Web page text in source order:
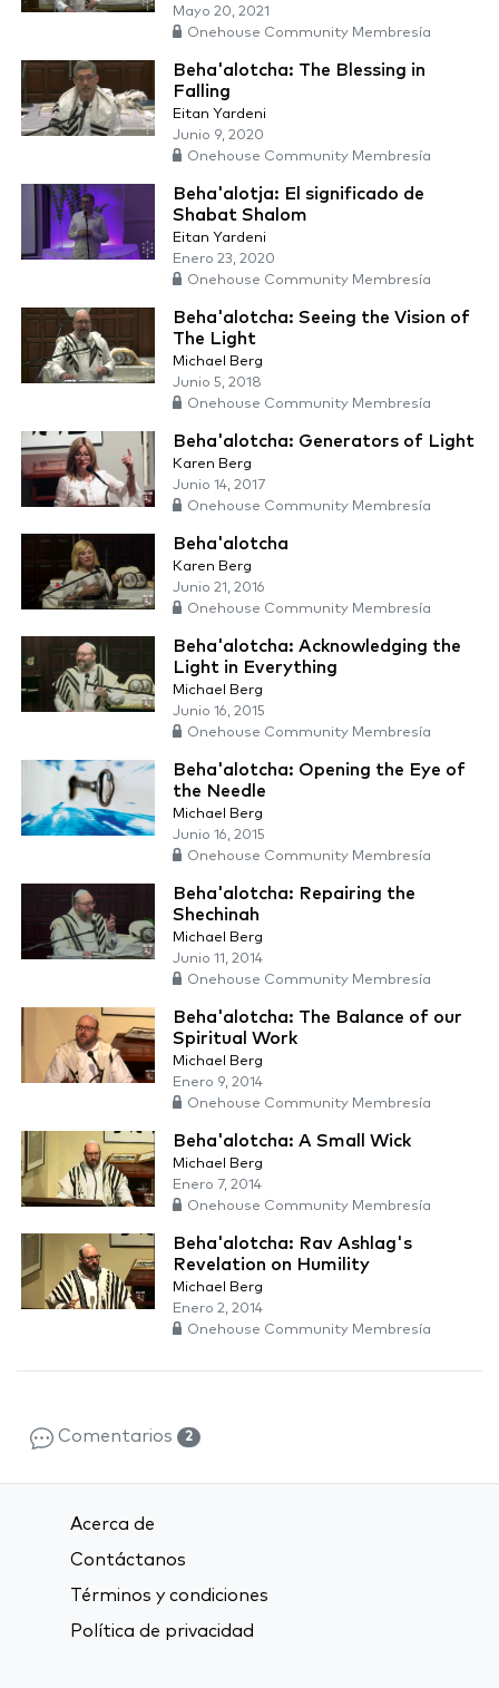
Mayo 20, 2021
Onehouse Community Membresía
Beha'alotcha: The Blessing in
Falling
Eitan Yardeni
Junio 9, 2020
Onehouse Community Membresía
Beha'alotja: El significado de
Shabat Shalom
Eitan Yardeni
Enero 23, 2020
Onehouse Community Membresía
Beha'alotcha: Seeing the Vision of
The Light
Michael Berg
Junio 5, 2018
Onehouse Community Membresía
Beha'alotcha: Generators of Light
Karen Berg
Junio 14, 2017
Onehouse Community Membresía
Beha'alotcha
Karen Berg
Junio 21, 2016
Onehouse Community Membresía
Beha'alotcha: Acknowledging the
Light in Everything
Michael Berg
Junio 16, 2015
Onehouse Community Membresía
Beha'alotcha: Opening the Eye of
the Needle
Michael Berg
Junio 16, 2015
Onehouse Community Membresía
Beha'alotcha: Repairing the
Shechinah
Michael Berg
Junio 11, 2014
Onehouse Community Membresía
Beha'alotcha: The Balance of our
Spiritual Work
Michael Berg
Enero 9, 2014
Onehouse Community Membresía
Beha'alotcha: A Small Wick
Michael Berg
Enero 7, 2014
Onehouse Community Membresía
Beha'alotcha: Rav Ashlag's
Revelation on Humility
Michael Berg
Enero 2, 2014
Onehouse Community Membresía
Comentarios 2
Acerca de
Contáctanos
Términos y condiciones
Política de privacidad